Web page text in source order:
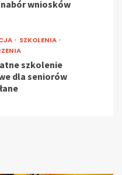
wniosków
SZKOLENIA
szkolenie
dla seniorów